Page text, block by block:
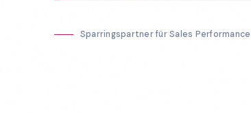
Sparringspartner für Sales